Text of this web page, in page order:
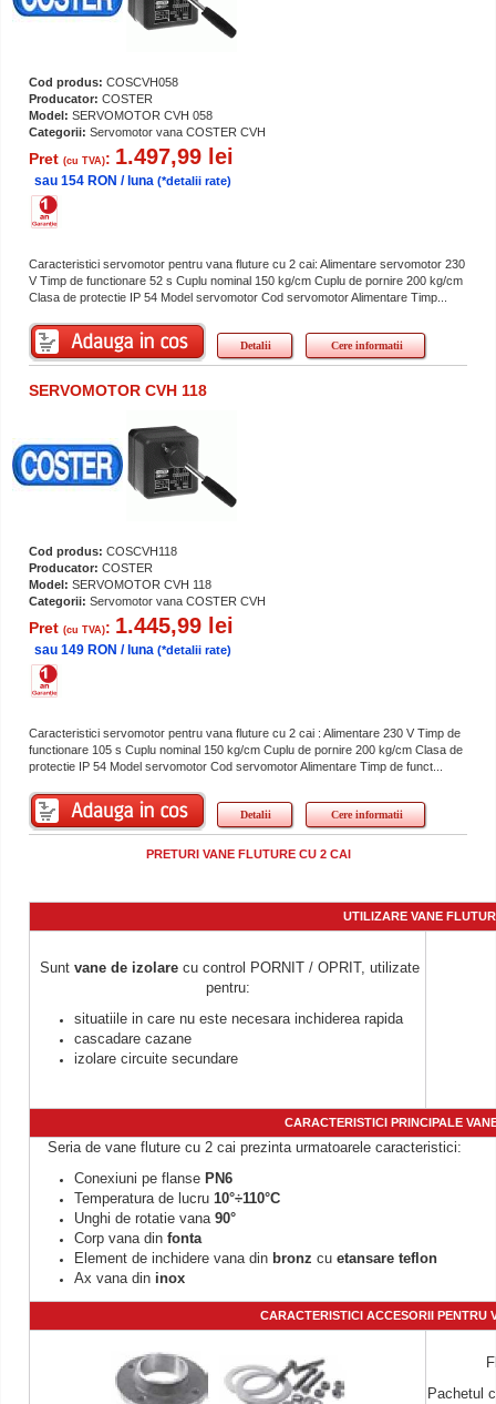
Cod produs: COSCVH058
Producator: COSTER
Model: SERVOMOTOR CVH 058
Categorii: Servomotor vana COSTER CVH
Pret (cu TVA): 1.497,99 lei
sau 154 RON / luna (*detalii rate)
Caracteristici servomotor pentru vana fluture cu 2 cai: Alimentare servomotor 230
V Timp de functionare 52 s Cuplu nominal 150 kg/cm Cuplu de pornire 200 kg/cm
Clasa de protectie IP 54 Model servomotor Cod servomotor Alimentare Timp...
Detalii Cere informatii
SERVOMOTOR CVH 118
Cod produs: COSCVH118
Producator: COSTER
Model: SERVOMOTOR CVH 118
Categorii: Servomotor vana COSTER CVH
Pret (cu TVA): 1.445,99 lei
sau 149 RON / luna (*detalii rate)
Caracteristici servomotor pentru vana fluture cu 2 cai : Alimentare 230 V Timp de
functionare 105 s Cuplu nominal 150 kg/cm Cuplu de pornire 200 kg/cm Clasa de
protectie IP 54 Model servomotor Cod servomotor Alimentare Timp de funct...
Detalii Cere informatii
PRETURI VANE FLUTURE CU 2 CAI
UTILIZARE VANE
Sunt vane de izolare cu control PORNIT / OPRIT, utilizate
pentru:
situatiile in care nu este necesara inchiderea rapida
cascadare cazane
izolare circuite secundare
CARACTERISTICI PRINCIPALE
Seria de vane fluture cu 2 cai prezinta urmatoarele caracteristici:
Conexiuni pe flanse PN6
Temperatura de lucru 10°÷110°C
Unghi de rotatie vana 90°
Corp vana din fonta
Element de inchidere vana din bronz cu etansare teflon
Ax vana din inox
CARACTERISTICI ACCESORII PENTRU
Pachetul